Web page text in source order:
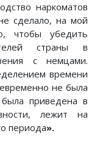
наркоматов
сделало, на мой
чтобы убедить
страны в
с немцами.
времени
не была
приведена в
лежит на
периода».